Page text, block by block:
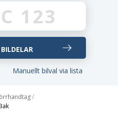
Manuellt bilval via lista
/